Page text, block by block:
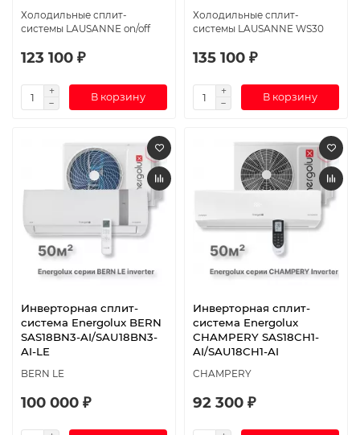
Холодильные сплит-
системы LAUSANNE on/off
123 100 ₽
В корзину
Холодильные сплит-
системы LAUSANNE WS30
135 100 ₽
В корзину
Инверторная сплит-
система Energolux BERN
SAS18BN3-AI/SAU18BN3-
AI-LE
BERN LE
100 000 ₽
Инверторная сплит-
система Energolux
CHAMPERY SAS18CH1-
AI/SAU18CH1-AI
CHAMPERY
92 300 ₽